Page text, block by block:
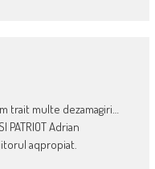
trait multe dezamagiri…
PATRIOT Adrian
aqpropiat.